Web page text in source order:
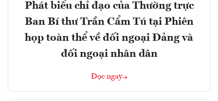
Phát biểu chỉ đạo của Thường trực
Ban Bí thư Trần Cẩm Tú tại Phiên
họp toàn thể về đối ngoại Đảng và
đối ngoại nhân dân
Đọc ngay